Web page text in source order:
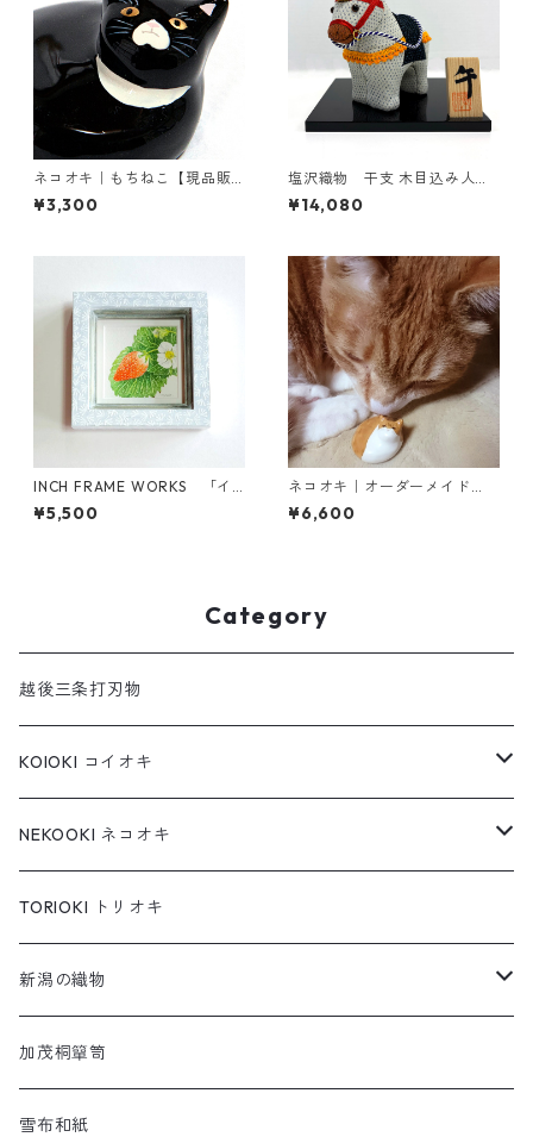
ネコオキ｜もちねこ【現品販
売／受注製作 予約受付中】タ
クミクラフト限定
¥3,300
塩沢織物 干支 木目込み人形
午（2種類）
¥14,080
INCH FRAME WORKS 「イ
チゴ」hand writing frame
【現品限り】
¥5,500
ネコオキ｜オーダーメイド
【特注オプション】
¥6,600
Category
越後三条打刃物
KOIOKI コイオキ
コイオキ in 特製桐箱
コイオキ in 小千谷縮
NEKOOKI ネコオキ
もちねこ
ちゃめねこ
ねんねこ
アートネコ
TORIOKI トリオキ
新潟の織物
羽越しな布
塩沢織物・越後上布
加茂桐簞笥
雪布和紙